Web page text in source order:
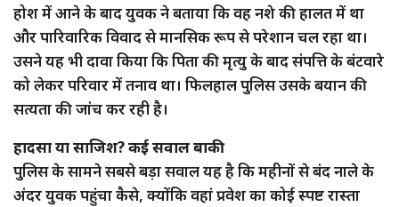
होश में आने के बाद युवक ने बताया कि वह नशे की हालत में था
और पारिवारिक विवाद से मानसिक रूप से परेशान चल रहा था।
उसने यह भी दावा किया कि पिता की मृत्यु के बाद संपत्ति के बंटवारे
को लेकर परिवार में तनाव था। फिलहाल पुलिस उसके बयान की
सत्यता की जांच कर रही है।
हादसा या साजिश? कई सवाल बाकी
पुलिस के सामने सबसे बड़ा सवाल यह है कि महीनों से बंद नाले के
अंदर युवक पहुंचा कैसे, क्योंकि वहां प्रवेश का कोई स्पष्ट रास्ता